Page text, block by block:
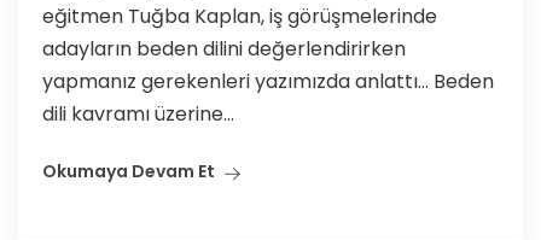
eğitmen Tuğba Kaplan, iş görüşmelerinde
adayların beden dilini değerlendirirken
yapmanız gerekenleri yazımızda anlattı… Beden
dili kavramı üzerine...
Okumaya Devam Et